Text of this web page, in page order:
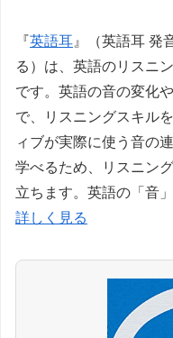
『英語耳』（英語耳 発
る）は、英語のリスニ
です。英語の音の変化
で、リスニングスキル
ィブが実際に使う音の
学べるため、リスニン
立ちます。英語の「音
詳しく見る